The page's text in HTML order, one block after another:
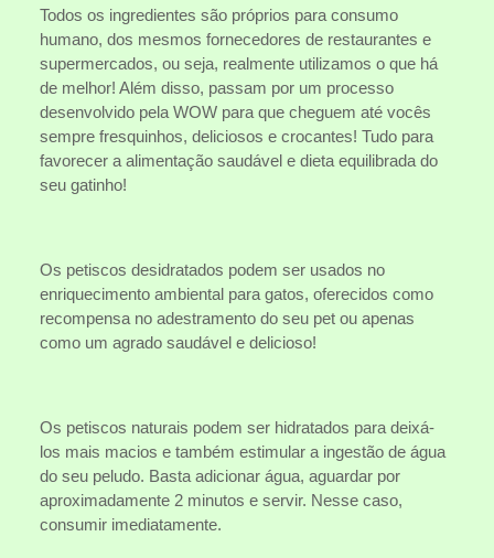
Todos os ingredientes são próprios para consumo
humano, dos mesmos fornecedores de restaurantes e
supermercados, ou seja, realmente utilizamos o que há
de melhor! Além disso, passam por um processo
desenvolvido pela WOW para que cheguem até vocês
sempre fresquinhos, deliciosos e crocantes! Tudo para
favorecer a alimentação saudável e dieta equilibrada do
seu gatinho!
Os petiscos desidratados podem ser usados no
enriquecimento ambiental para gatos, oferecidos como
recompensa no adestramento do seu pet ou apenas
como um agrado saudável e delicioso!
Os petiscos naturais podem ser hidratados para deixá-
los mais macios e também estimular a ingestão de água
do seu peludo. Basta adicionar água, aguardar por
aproximadamente 2 minutos e servir. Nesse caso,
consumir imediatamente.